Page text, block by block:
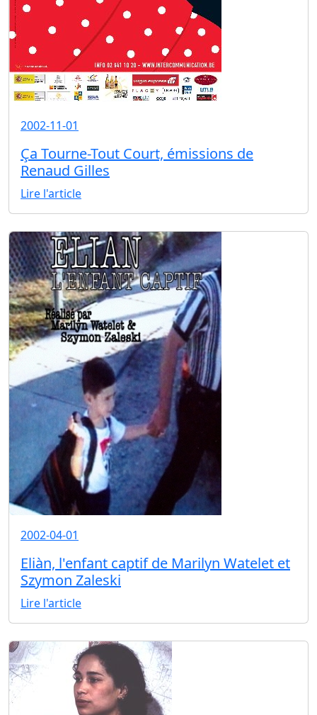
2002-11-01
Ça Tourne-Tout Court, émissions de
Renaud Gilles
Lire l'article
2002-04-01
Eliàn, l'enfant captif de Marilyn Watelet et
Szymon Zaleski
Lire l'article